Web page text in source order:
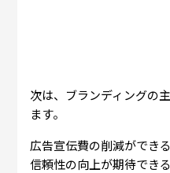
次は、ブランディングの
ます。
広告宣伝費の削減ができる
信頼性の向上が期待できる